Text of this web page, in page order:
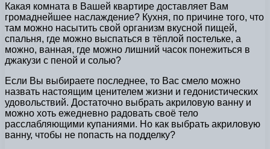
Какая комната в Вашей квартире доставляет Вам
громаднейшее наслаждение? Кухня, по причине того, что
там можно насытить свой организм вкусной пищей,
спальня, где можно выспаться в тёплой постельке, а
можно, ванная, где можно лишний часок понежиться в
джакузи с пеной и солью?
Если Вы выбираете последнее, то Вас смело можно
назвать настоящим ценителем жизни и гедонистических
удовольствий. Достаточно выбрать акриловую ванну и
можно хоть ежедневно радовать своё тело
расслабляющими купаниями. Но как выбрать акриловую
ванну, чтобы не попасть на подделку?